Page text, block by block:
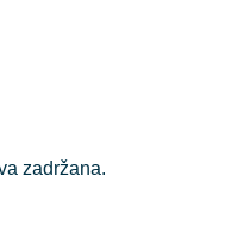
zadržana.